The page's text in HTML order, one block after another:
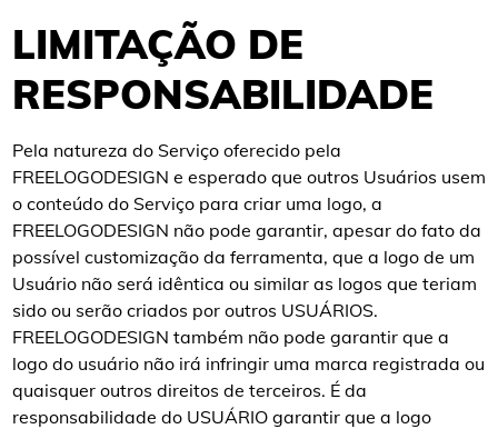
LIMITAÇÃO DE
RESPONSABILIDADE
Pela natureza do Serviço oferecido pela
FREELOGODESIGN e esperado que outros Usuários usem
o conteúdo do Serviço para criar uma logo, a
FREELOGODESIGN não pode garantir, apesar do fato da
possível customização da ferramenta, que a logo de um
Usuário não será idêntica ou similar as logos que teriam
sido ou serão criados por outros USUÁRIOS.
FREELOGODESIGN também não pode garantir que a
logo do usuário não irá infringir uma marca registrada ou
quaisquer outros direitos de terceiros. É da
responsabilidade do USUÁRIO garantir que a logo